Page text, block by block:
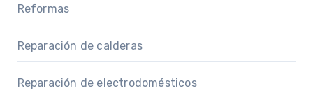
Reformas
Reparación de calderas
Reparación de electrodomésticos